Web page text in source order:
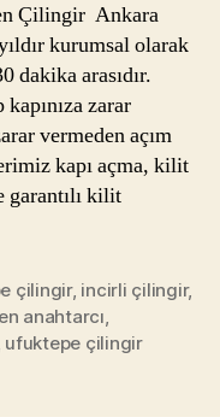
Çilingir Ankara
kurumsal olarak
dakika arasıdır.
zarar
vermeden açım
kapı açma, kilit
garantılı kilit
çilingir, incirli çilingir,
anahtarcı,
ufuktepe çilingir